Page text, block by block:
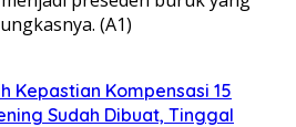
(A1)
Kepastian Kompensasi 15
Sudah Dibuat, Tinggal